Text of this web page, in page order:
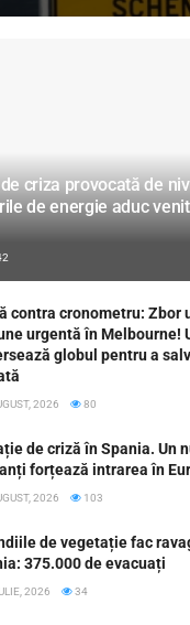
criza provocată de
de energie aduc
contra cronometru: Zbor
urgentă în Melbourne!
globul pentru a
2026 80
de criză în Spania. Un
forțează intrarea în
2026 103
de vegetație fac
375.000 de evacuați
2026 34